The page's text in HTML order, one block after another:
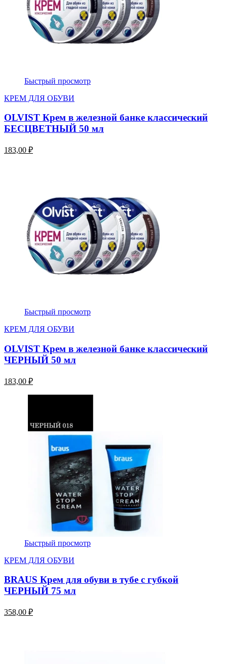
Быстрый просмотр
КРЕМ ДЛЯ ОБУВИ
OLVIST Крем в железной банке классический
БЕСЦВЕТНЫЙ 50 мл
183,00 ₽
Быстрый просмотр
КРЕМ ДЛЯ ОБУВИ
OLVIST Крем в железной банке классический
ЧЕРНЫЙ 50 мл
183,00 ₽
Быстрый просмотр
КРЕМ ДЛЯ ОБУВИ
BRAUS Крем для обуви в тубе с губкой
ЧЕРНЫЙ 75 мл
358,00 ₽